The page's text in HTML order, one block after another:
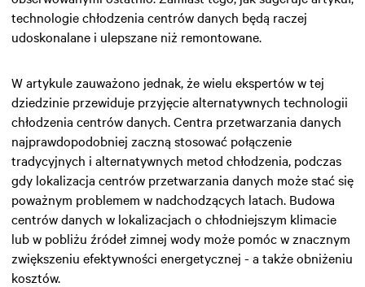
technologie chłodzenia centrów danych będą raczej
udoskonalane i ulepszane niż remontowane.
W artykule zauważono jednak, że wielu ekspertów w tej
dziedzinie przewiduje przyjęcie alternatywnych technologii
chłodzenia centrów danych. Centra przetwarzania danych
najprawdopodobniej zaczną stosować połączenie
tradycyjnych i alternatywnych metod chłodzenia, podczas
gdy lokalizacja centrów przetwarzania danych może stać się
poważnym problemem w nadchodzących latach. Budowa
centrów danych w lokalizacjach o chłodniejszym klimacie
lub w pobliżu źródeł zimnej wody może pomóc w znacznym
zwiększeniu efektywności energetycznej - a także obniżeniu
kosztów.